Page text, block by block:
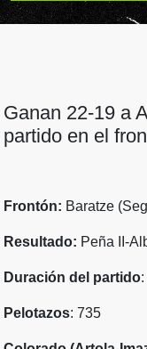
Ganan 22-19 a
partido en el
Frontón: Baratze
Resultado: Peña II-
Duración del partido
Pelotazos: 735